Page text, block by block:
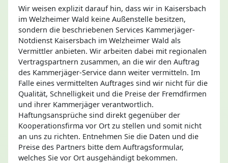
Wir weisen explizit darauf hin, dass wir in Kaisersbach
im Welzheimer Wald keine Außenstelle besitzen,
sondern die beschriebenen Services Kammerjäger-
Notdienst Kaisersbach im Welzheimer Wald als
Vermittler anbieten. Wir arbeiten dabei mit regionalen
Vertragspartnern zusammen, an die wir den Auftrag
des Kammerjäger-Service dann weiter vermitteln. Im
Falle eines vermittelten Auftrages sind wir nicht für die
Qualität, Schnelligkeit und die Preise der Fremdfirmen
und ihrer Kammerjäger verantwortlich.
Haftungsansprüche sind direkt gegenüber der
Kooperationsfirma vor Ort zu stellen und somit nicht
an uns zu richten. Entnehmen Sie die Daten und die
Preise des Partners bitte dem Auftragsformular,
welches Sie vor Ort ausgehändigt bekommen.